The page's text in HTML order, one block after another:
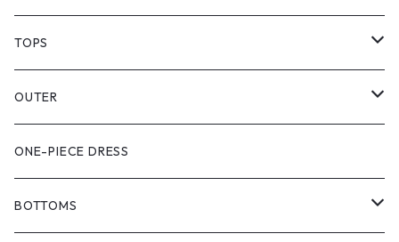
TOPS
PULL OVER
SHIRT
VEST
OUTER
VEST
JACKET
ONE-PIECE DRESS
BOTTOMS